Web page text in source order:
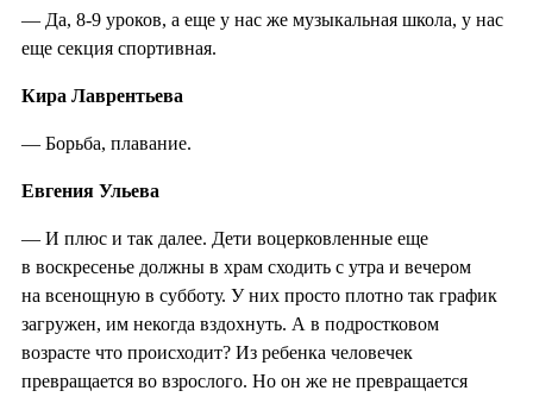
— Да, 8-9 уроков, а еще у нас же музыкальная школа, у нас
еще секция спортивная.
Кира Лаврентьева
— Борьба, плавание.
Евгения Ульева
— И плюс и так далее. Дети воцерковленные еще
в воскресенье должны в храм сходить с утра и вечером
на всенощную в субботу. У них просто плотно так график
загружен, им некогда вздохнуть. А в подростковом
возрасте что происходит? Из ребенка человечек
превращается во взрослого. Но он же не превращается